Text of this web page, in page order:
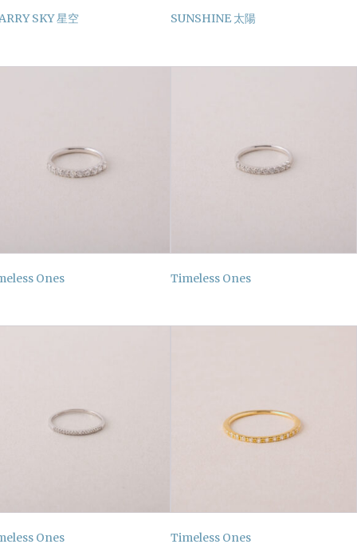
SKY 星空 SUNSHINE 太陽
Ones Timeless Ones
Ones Timeless Ones